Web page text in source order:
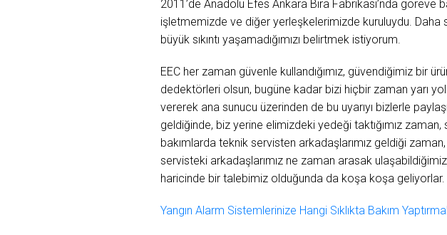
2011’de Anadolu Efes Ankara Bira Fabrikası’nda göreve
işletmemizde ve diğer yerleşkelerimizde kuruluydu. Daha
büyük sıkıntı yaşamadığımızı belirtmek istiyorum.
EEC her zaman güvenle kullandığımız, güvendiğimiz bir
dedektörleri olsun, bugüne kadar bizi hiçbir zaman yarı
vererek ana sunucu üzerinden de bu uyarıyı bizlerle
geldiğinde, biz yerine elimizdeki yedeği taktığımız
bakımlarda teknik servisten arkadaşlarımız geldiği
servisteki arkadaşlarımız ne zaman arasak
haricinde bir talebimiz olduğunda da koşa koşa geliyorlar.
Yangın Alarm Sistemlerinize Hangi Sıklıkta Bakım